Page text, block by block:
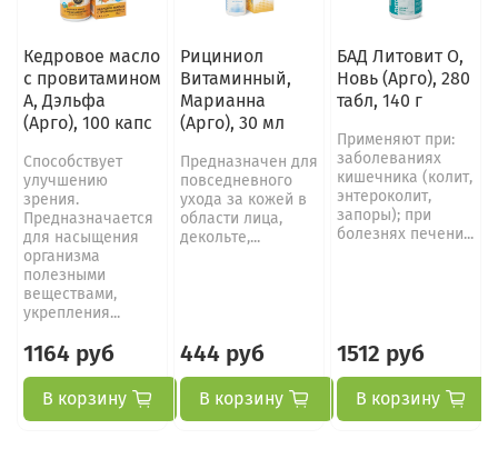
Кедровое масло
с провитамином
А, Дэльфа
(Арго), 100 капс
Способствует
улучшению
зрения.
Предназначается
для насыщения
организма
полезными
веществами,
укрепления...
1164 руб
В корзину
Рициниол
Витаминный,
Марианна
(Арго), 30 мл
Предназначен для
повседневного
ухода за кожей в
области лица,
декольте,...
444 руб
В корзину
БАД Литовит О,
Новь (Арго), 280
табл, 140 г
Применяют при:
заболеваниях
кишечника (колит,
энтероколит,
запоры); при
болезнях печени...
1512 руб
В корзину